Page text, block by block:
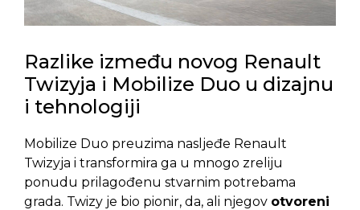
Razlike između novog Renault
Twizyja i Mobilize Duo u dizajnu
i tehnologiji
Mobilize Duo preuzima nasljeđe Renault
Twizyja i transformira ga u mnogo zreliju
ponudu prilagođenu stvarnim potrebama
grada. Twizy je bio pionir, da, ali njegov otvoreni